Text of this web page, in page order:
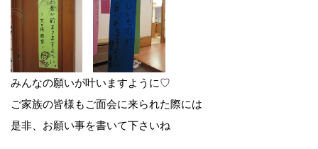
みんなの願いが叶いますように♡
ご家族の皆様もご面会に来られた際には
是非、お願い事を書いて下さいね
後
の
記